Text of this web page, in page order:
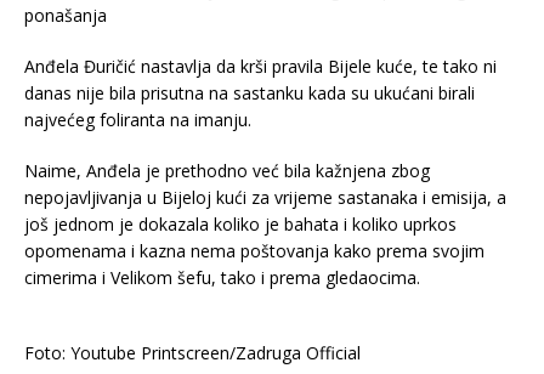
Anđela Đuričić nastavlja da krši pravila Bijele kuće, te tako ni
danas nije bila prisutna na sastanku kada su ukućani birali
najvećeg foliranta na imanju.
Naime, Anđela je prethodno već bila kažnjena zbog
nepojavljivanja u Bijeloj kući za vrijeme sastanaka i emisija, a
još jednom je dokazala koliko je bahata i koliko uprkos
opomenama i kazna nema poštovanja kako prema svojim
cimerima i Velikom šefu, tako i prema gledaocima.
Foto: Youtube Printscreen/Zadruga Official